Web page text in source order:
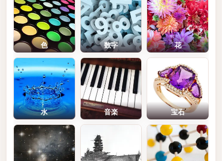
色 数字 花
水 音楽 宝石